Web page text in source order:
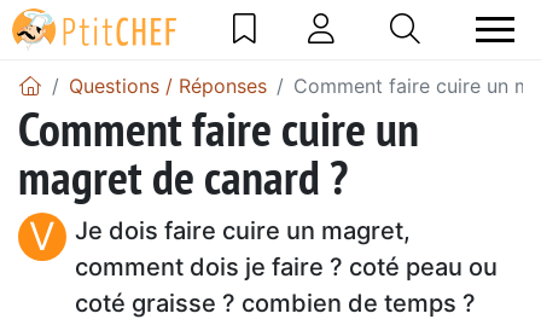
Questions / Réponses Comment faire cuire un
Comment faire cuire un
magret de canard ?
V
Je dois faire cuire un magret,
comment dois je faire ? coté peau ou
coté graisse ? combien de temps ?